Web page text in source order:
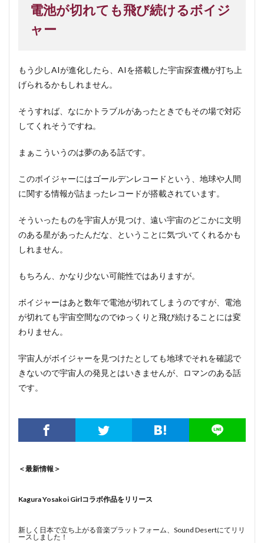
電池が切れても飛び続けるボイジ
ャー
もう少しAIが進化したら、AIを搭載した宇宙探査機が打ち上
げられるかもしれません。
そうすれば、なにかトラブルがあったときでもその場で対応
してくれそうですね。
まぁこういうのは夢のある話です。
このボイジャーにはゴールデンレコードという、地球や人間
に関する情報が詰まったレコードが搭載されています。
そういったものを宇宙人が見つけ、遠い宇宙のどこかに文明
のある星があったんだな、ということに気づいてくれるかも
しれません。
もちろん、かなり少ない可能性ではありますが。
ボイジャーはあと数年で電池が切れてしまうのですが、電池
が切れても宇宙空間なのでゆっくりと飛び続けることには変
わりません。
宇宙人がボイジャーを見つけたとしても地球でそれを確認で
きないので宇宙人の発見とはいきませんが、ロマンのある話
です。
＜最新情報＞
Kagura Yosakoi Girlコラボ作品をリリース
新しく日本で立ち上がる音楽プラットフォーム、Sound Desertにてリリ
ースしました！